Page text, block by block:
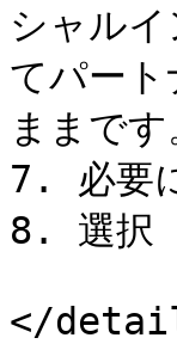
シャル
てパー
ままです
7. 必要
8. 選択
</